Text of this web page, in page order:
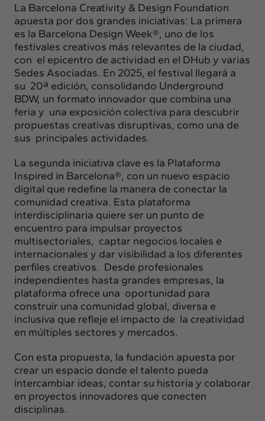
La Barcelona Creativity & Design Foundation
apuesta por dos grandes iniciativas: La primera
es la Barcelona Design Week®, uno de los
festivales creativos más relevantes de la ciudad,
con el epicentro de actividad en el DHub y varias
Sedes Asociadas. En 2025, el festival llegará a
su 20ª edición, consolidando Underground
BDW, un formato innovador que combina una
feria y una exposición colectiva para descubrir
propuestas creativas disruptivas, como una de
sus principales actividades.
La segunda iniciativa clave es la Plataforma
Inspired in Barcelona®, con un nuevo espacio
digital que redefine la manera de conectar la
comunidad creativa. Esta plataforma
interdisciplinaria quiere ser un punto de
encuentro para impulsar proyectos
multisectoriales, captar negocios locales e
internacionales y dar visibilidad a los diferentes
perfiles creativos. Desde profesionales
independientes hasta grandes empresas, la
plataforma ofrece una oportunidad para
construir una comunidad global, diversa e
inclusiva que refleje el impacto de la creatividad
en múltiples sectores y mercados.
Con esta propuesta, la fundación apuesta por
crear un espacio donde el talento pueda
intercambiar ideas, contar su historia y colaborar
en proyectos innovadores que conecten
disciplinas.